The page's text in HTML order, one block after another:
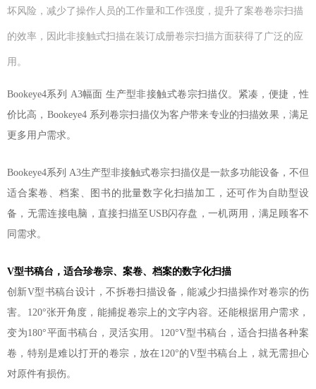
坏风险，减少了操作人员的工作量和工作强度，提升了案卷卷宗扫描
的效率，因此非接触式扫描在装订成册卷宗扫描方面获得了广泛的应
用。
Bookeye4系列 A3幅面 生产型非接触式卷宗扫描仪。紧凑，便捷，性
价比高，Bookeye4 系列卷宗扫描仪为客户带来专业的扫描效果，满足
更多用户需求。
Bookeye4系列 A3生产型非接触式卷宗扫描仪是一款多功能设备，不但
适合案卷、档案、图书的批量数字化扫描加工，还可作为自助型设
备，无需连接电脑，直接扫描至 USB闪存盘，一机两用，满足顾客不
同需求。
V型书稿台，适合珍卷宗、案卷、档案的数字化扫描
创新V型书稿台设计，不拆卷扫描设备，能减少扫描操作对卷宗的伤
害。120°张开角度，能捕捉卷宗上的文字内容。还能根据用户需求，
变为180°平面书稿台，灵活实用。120°V型书稿台，适合扫描各种案
卷，特别是难以打开的卷宗，放在120°的V型书稿台上，就无需担心
对原件有损伤。